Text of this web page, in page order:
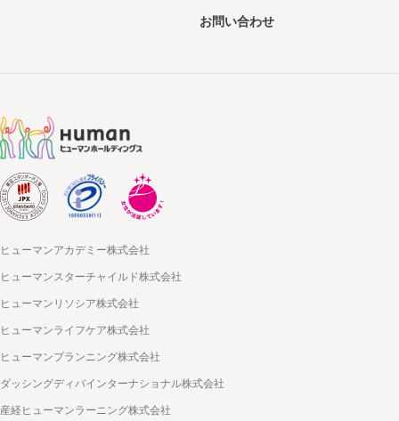
お問い合わせ
ヒューマンアカデミー株式会社
ヒューマンスターチャイルド株式会社
ヒューマンリソシア株式会社
ヒューマンライフケア株式会社
ヒューマンプランニング株式会社
ダッシングディバインターナショナル株式会社
産経ヒューマンラーニング株式会社